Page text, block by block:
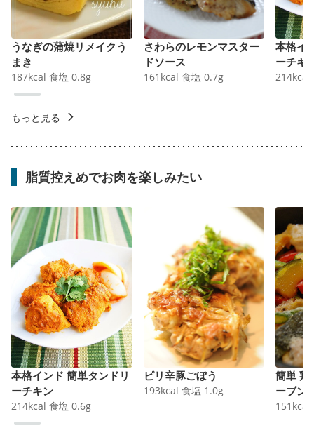
うなぎの蒲焼リメイクう
まき
187kcal 食塩 0.8g
さわらのレモンマスター
ドソース
161 kcal 食塩 0.7g
本格イ
ーチキ
214kcal
もっと見る
脂質控えめでお肉を楽しみたい
本格インド 簡単タンドリ
ーチキン
214kcal 食塩 0.6g
ピリ辛豚ごぼう
193kcal 食塩 1.0g
簡単 鶏
ーブン
151 kcal